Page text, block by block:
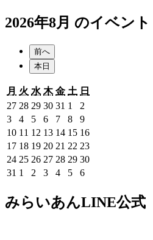
2026年8月 のイベント
前へ
本日
月 月
曜
日
火 火
曜
日
水 水
曜
日
木木
曜
日
金金
曜
日
土 土
曜
日
日
272026
年
7
月
27
日
282026
年
7
月
28
日
292026
年
7
月
29
日
302026
年
7
月
30
日
31 2026
年
7
月
31
日
1
2026
年
8
月
1
日
2
年
8
月
2
日
32026
年
8
月
3
日
42026
年
8
月
4
日
52026
年
8
月
5
日
62026
年
8
月
6
日
72026
年
8
月
7
日
82026
年
8
月
8
日
92026
年
8
月
9
日
102026
年
8
月
10
11 2026
年
8
月
11
12 2026
年
8
月
12
132026
年
8
月
13
142026
年
8
月
14
152026
年
8
月
15
162026
8
172026
年
8
日
182026
年
8
日
192026
年
8
日
202026
年
日
21 2026
年
8
日
22 2026
年
8
日
232026
年
日
242026
年
月
24
252026
年
25
262026
年
26
272026
年
月
27
282026
年
月
28
292026
年
29
302026
30
31 2026
月
1
2026
9
月
2 2026
9
月
32026
月
42026
9
月
52026
9
月
62026
9
月
みらいあんLINE公式